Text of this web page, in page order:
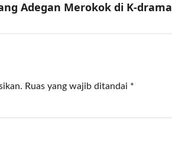
Adegan Merokok di K-drama
Ruas yang wajib ditandai *